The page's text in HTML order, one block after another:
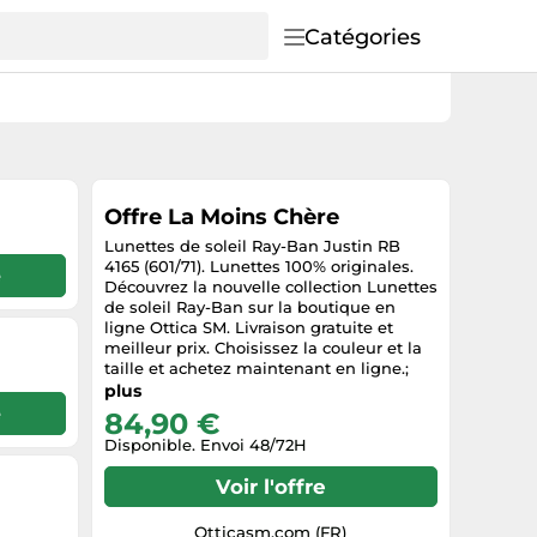
Catégories
Offre La Moins Chère
Lunettes de soleil Ray-Ban Justin RB
4165 (601/71). Lunettes 100% originales.
Découvrez la nouvelle collection Lunettes
de soleil Ray-Ban sur la boutique en
ligne Ottica SM. Livraison gratuite et
meilleur prix. Choisissez la couleur et la
taille et achetez maintenant en ligne.;
Collezione: Lunettes de soleil; Genere:
Materiale: Plastique, Plastique, Plastique;
Forma: Rectangulaire; Ean:
8053672476194;
plus
84,90 €
Disponible. Envoi 48/72H
Voir l'offre
Otticasm.com (FR)